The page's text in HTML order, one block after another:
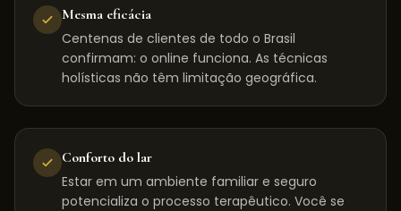
Mesma eficácia
Centenas de clientes de todo o Brasil
confirmam: o online funciona. As técnicas
holísticas não têm limitação geográfica.
Conforto do lar
Estar em um ambiente familiar e seguro
potencializa o processo terapêutico. Você se